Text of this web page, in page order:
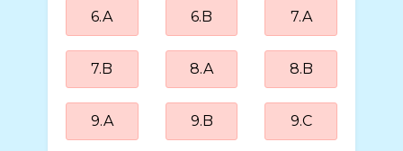
6.A 6.B 7.A
7.B 8.A 8.B
9.A 9.B 9.C